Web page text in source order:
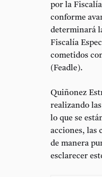
por la
conforme
determinará
Fiscalía
cometidos
(Feadle).
Quiñonez
realizando
lo que se
acciones, las
de manera
esclarecer